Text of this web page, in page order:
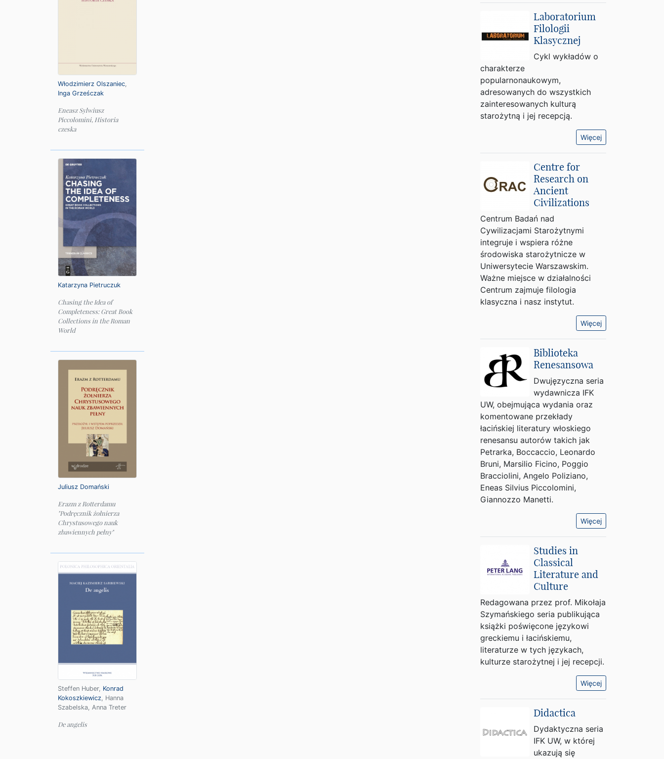
Włodzimierz Olszaniec,
Inga Grześczak
Eneasz Sylwiusz
Piccolomini, Historia
czeska
Katarzyna Pietruczuk
Chasing the Idea of
Completeness: Great Book
Collections in the Roman
World
Juliusz Domański
Erazm z Rotterdamu
"Podręcznik żołnierza
Chrystusowego nauk
zbawiennych pełny"
Steffen Huber, Konrad
Kokoszkiewicz, Hanna
Szabelska, Anna Treter
De angelis
Laboratorium
Filologii
Klasycznej
Cykl wykładów o
charakterze
popularnonaukowym,
adresowanych do wszystkich
zainteresowanych kulturą
starożytną i jej recepcją.
Więcej
Centre for
Research on
Ancient
Civilizations
Centrum Badań nad
Cywilizacjami Starożytnymi
integruje i wspiera różne
środowiska starożytnicze w
Uniwersytecie Warszawskim.
Ważne miejsce w działalności
Centrum zajmuje filologia
klasyczna i nasz instytut.
Więcej
Biblioteka
Renesansowa
Dwujęzyczna seria
wydawnicza IFK
UW, obejmująca wydania oraz
komentowane przekłady
łacińskiej literatury włoskiego
renesansu autorów takich jak
Petrarka, Boccaccio, Leonardo
Bruni, Marsilio Ficino, Poggio
Bracciolini, Angelo Poliziano,
Eneas Silvius Piccolomini,
Giannozzo Manetti.
Więcej
Studies in
Classical
Literature and
Culture
Redagowana przez prof. Mikołaja
Szymańskiego seria publikująca
książki poświęcone językowi
greckiemu i łacińskiemu,
literaturze w tych językach,
kulturze starożytnej i jej recepcji.
Więcej
Didactica
Dydaktyczna seria
IFK UW, w której
ukazują się